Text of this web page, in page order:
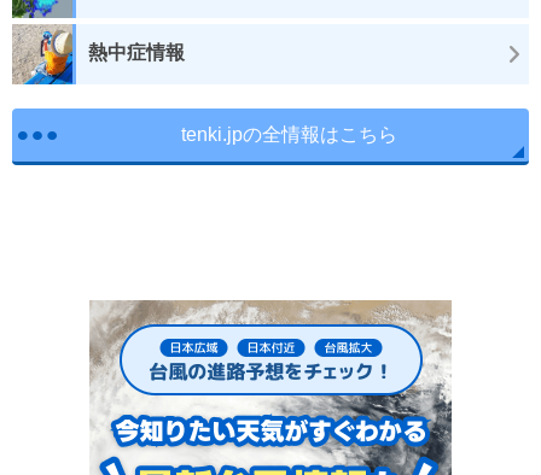
熱中症情報
tenki.jpの全情報はこちら